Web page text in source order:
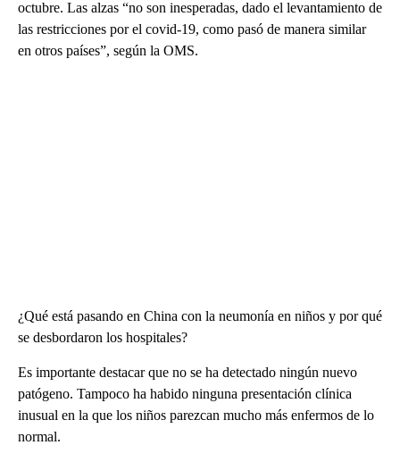
octubre. Las alzas “no son inesperadas, dado el levantamiento de
las restricciones por el covid-19, como pasó de manera similar
en otros países”, según la OMS.
¿Qué está pasando en China con la neumonía en niños y por qué
se desbordaron los hospitales?
Es importante destacar que no se ha detectado ningún nuevo
patógeno. Tampoco ha habido ninguna presentación clínica
inusual en la que los niños parezcan mucho más enfermos de lo
normal.